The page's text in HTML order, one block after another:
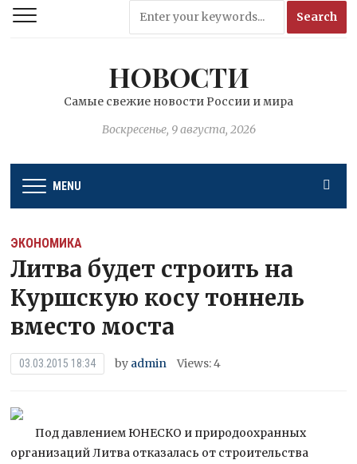
НОВОСТИ
Самые свежие новости России и мира
Воскресенье, 9 августа, 2026
MENU
ЭКОНОМИКА
Литва будет строить на
Куршскую косу тоннель
вместо моста
03.03.2015 18:34 by admin Views: 4
Под давлением ЮНЕСКО и природоохранных
организаций Литва отказалась от строительства